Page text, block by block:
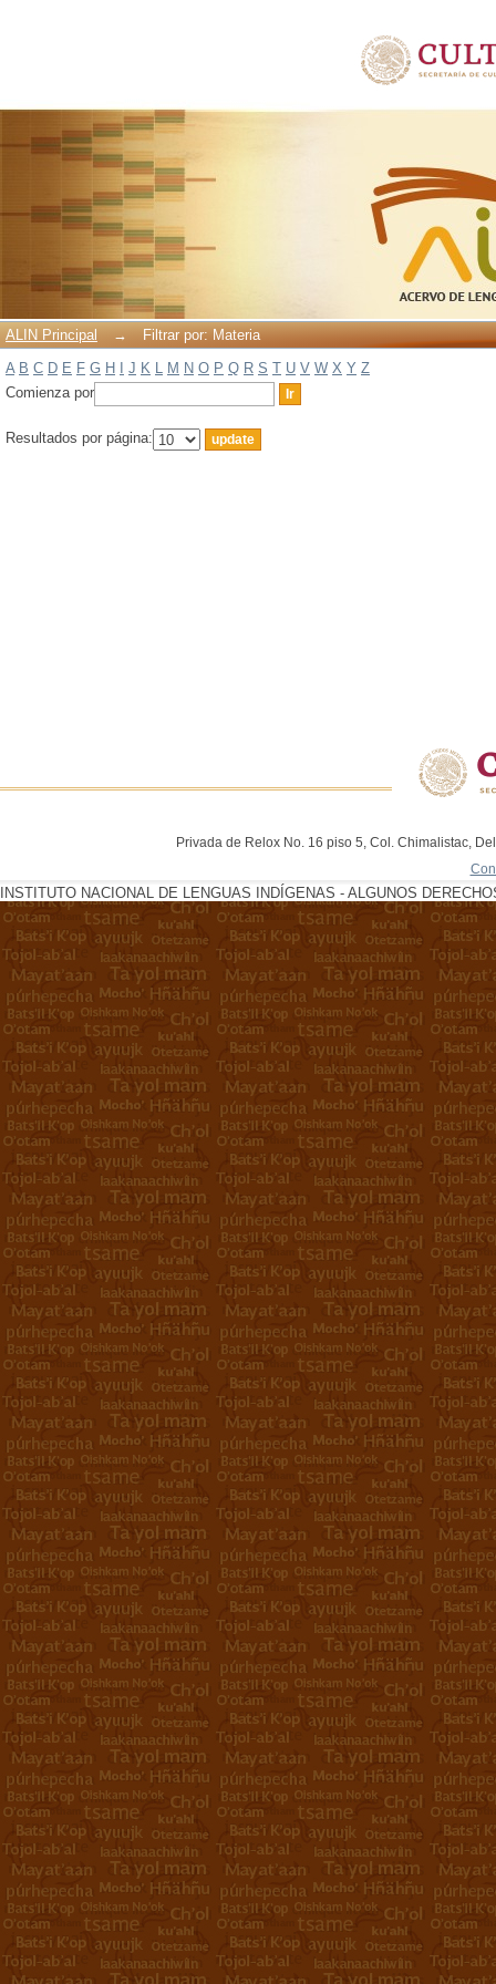
ALIN Principal →
Filtrar por: Materia
A B C D E F G H J K L M N O P Q R S T U V W X Y Z
Comienza por
Resultados por página:
Privada de Relox No. 16 piso 5, Col. Chimalistac,
INSTITUTO NACIONAL DE LENGUAS INDÍGENAS - ALGUNOS